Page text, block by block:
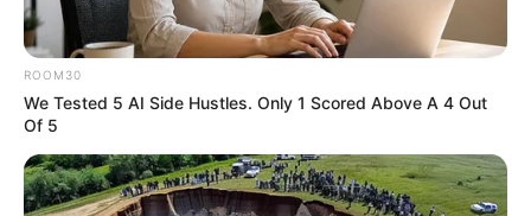
ROOM30
We Tested 5 AI Side Hustles. Only 1 Scored Above A 4 Out
Of 5